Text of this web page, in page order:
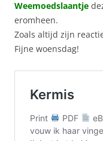
Weemoedslaantje
eromheen.
Zoals altijd zijn
Fijne woensdag!